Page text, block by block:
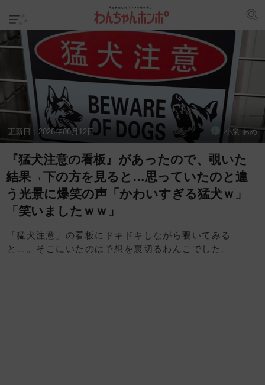
更新日： 2026年06月12日 小泉 あめ
『猛犬注意の看板』があったので、覗いた
結果→下の方を見ると…思っていたのと違
う光景に爆笑の声「かわいすぎる猛犬ｗ」
「笑いましたｗｗ」
「猛犬注意」の看板にドキドキしながら覗いてみる
と…。そこにいたのは予想を裏切るわんこでした。